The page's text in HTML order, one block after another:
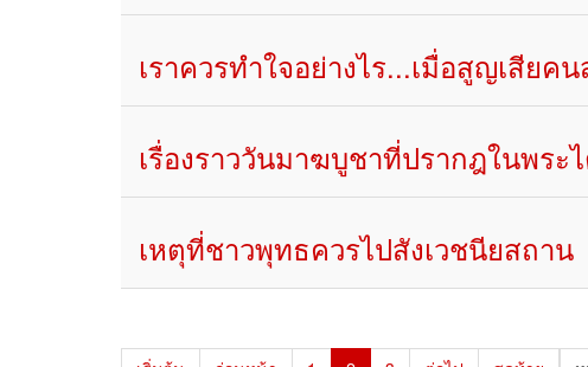
เราควรทำใจอย่างไร...เมื่อสูญเสียค
เรื่องราววันมาฆบูชาที่ปรากฎในพระ
เหตุที่ชาวพุทธควรไปสังเวชนียสถาน